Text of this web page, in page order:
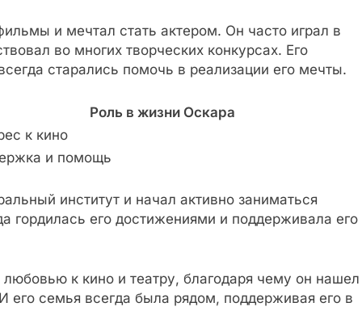
и мечтал стать актером. Он часто играл в
во многих творческих конкурсах. Его
старались помочь в реализации его мечты.
Роль в жизни Оскара
к кино
и помощь
институт и начал активно заниматься
гордилась его достижениями и поддерживала его
к кино и театру, благодаря чему он нашел
его семья всегда была рядом, поддерживая его в